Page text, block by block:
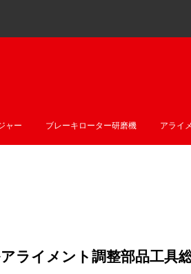
ャー ブレーキローター研磨機 アライ
ライメント調整部品工具